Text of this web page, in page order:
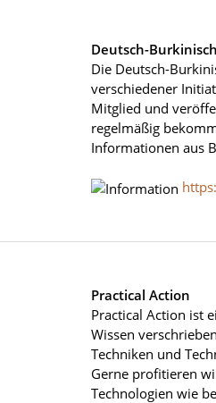
Deutsch-
Die Deutsch-
verschiedener
Mitglied und
regelmäßig
Informationen aus
Practical Action
Practical Action ist
Wissen
Techniken und
Gerne profitieren
Technologien wie